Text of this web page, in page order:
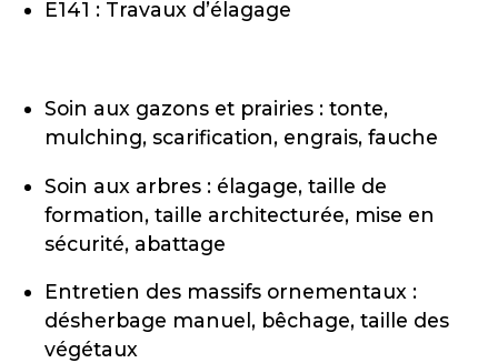
E141 : Travaux d’élagage
Soin aux gazons et prairies : tonte,
mulching, scarification, engrais, fauche
Soin aux arbres : élagage, taille de
formation, taille architecturée, mise en
sécurité, abattage
Entretien des massifs ornementaux :
désherbage manuel, bêchage, taille des
végétaux